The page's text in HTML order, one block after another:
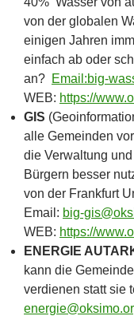
von der globalen
einigen Jahren
einfach ab oder
an? Email:big-
WEB: https://
GIS
alle Gemeinden
die Verwaltung
Bürgern besser
von der Frankfurt
Email: big-
WEB: https://
ENERGIE
kann die
verdienen statt sie